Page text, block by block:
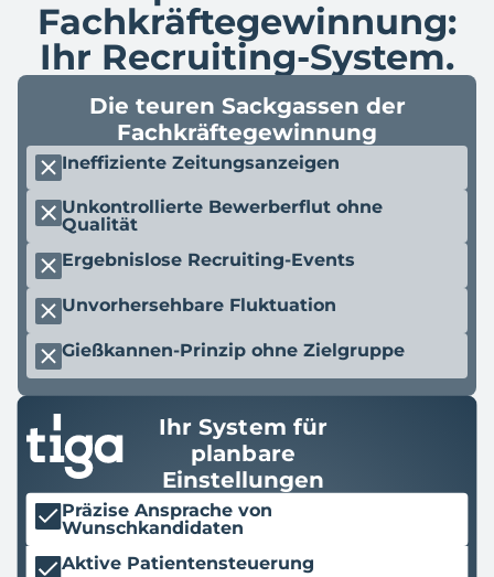
Fachkräftegewinnung:
Ihr Recruiting-System.
Die teuren Sackgassen der
Fachkräftegewinnung
Ineffiziente Zeitungsanzeigen
Unkontrollierte Bewerberflut ohne
Qualität
Ergebnislose Recruiting-Events
Unvorhersehbare Fluktuation
Gießkannen-Prinzip ohne Zielgruppe
Ihr System für
planbare
Einstellungen
Präzise Ansprache von
Wunschkandidaten
Aktive Patientensteuerung